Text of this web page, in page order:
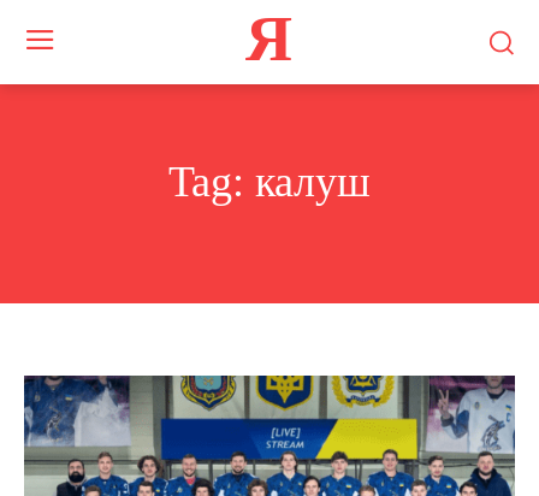
Я
Tag: калуш